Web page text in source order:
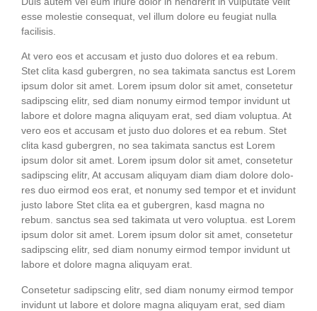
esse moles­tie con­se­quat, vel illum dolo­re eu feu­gi­at nulla
facilisis.
At vero eos et accu­sam et jus­to duo dolo­res et ea rebum.
Stet cli­ta kasd guber­gren, no sea taki­ma­ta sanc­tus est Lorem
ipsum dolor sit amet. Lorem ipsum dolor sit amet, con­sete­tur
sadipscing elitr, sed diam nonumy eirm­od tem­por invidunt ut
labo­re et dolo­re magna ali­quyam erat, sed diam volup­tua. At
vero eos et accu­sam et jus­to duo dolo­res et ea rebum. Stet
cli­ta kasd guber­gren, no sea taki­ma­ta sanc­tus est Lorem
ipsum dolor sit amet. Lorem ipsum dolor sit amet, con­sete­tur
sadipscing elitr, At accu­sam ali­quyam diam diam dolo­re dolo­
res duo eirm­od eos erat, et nonumy sed tem­por et et invidunt
jus­to labo­re Stet cli­ta ea et guber­gren, kasd magna no
rebum. sanc­tus sea sed taki­ma­ta ut vero volup­tua. est Lorem
ipsum dolor sit amet. Lorem ipsum dolor sit amet, con­sete­tur
sadipscing elitr, sed diam nonumy eirm­od tem­por invidunt ut
labo­re et dolo­re magna ali­quyam erat.
Con­sete­tur sadipscing elitr, sed diam nonumy eirm­od tem­por
invidunt ut labo­re et dolo­re magna ali­quyam erat, sed diam